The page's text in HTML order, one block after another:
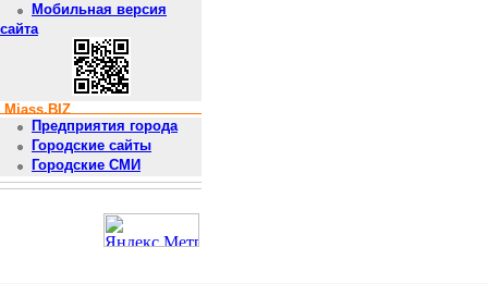
Мобильная версия
сайта
Miass.BIZ
Предприятия города
Городские сайты
Городские СМИ